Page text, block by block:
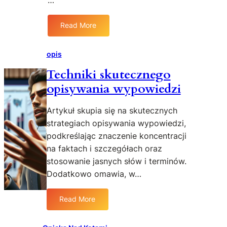
i
e
l
W
p
r
d
z
n
i
e
d
o
w
i
a
k
Read More
l
e
p
s
k
a
r
m
d
l
opis
Techniki skutecznego
opisywania wypowiedzi
Artykuł skupia się na skutecznych
strategiach opisywania wypowiedzi,
podkreślając znaczenie koncentracji
na faktach i szczegółach oraz
stosowanie jasnych słów i terminów.
Dodatkowo omawia, w…
Read More